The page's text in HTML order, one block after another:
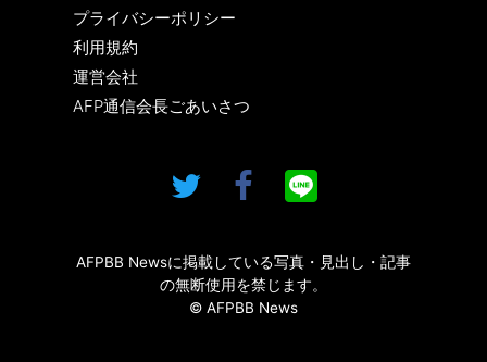
プライバシーポリシー
利用規約
運営会社
AFP通信会長ごあいさつ
AFPBB Newsに掲載している写真・見出し・記事
の無断使用を禁じます。
© AFPBB News